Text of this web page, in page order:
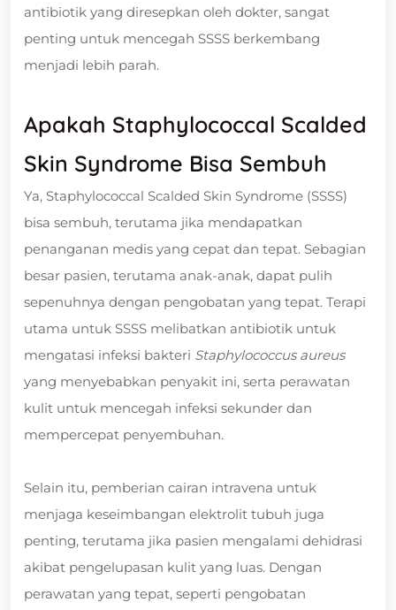
antibiotik yang diresepkan oleh dokter, sangat
penting untuk mencegah SSSS berkembang
menjadi lebih parah.
Apakah Staphylococcal Scalded
Skin Syndrome Bisa Sembuh
Ya, Staphylococcal Scalded Skin Syndrome (SSSS)
bisa sembuh, terutama jika mendapatkan
penanganan medis yang cepat dan tepat. Sebagian
besar pasien, terutama anak-anak, dapat pulih
sepenuhnya dengan pengobatan yang tepat. Terapi
utama untuk SSSS melibatkan antibiotik untuk
mengatasi infeksi bakteri Staphylococcus aureus
yang menyebabkan penyakit ini, serta perawatan
kulit untuk mencegah infeksi sekunder dan
mempercepat penyembuhan.
Selain itu, pemberian cairan intravena untuk
menjaga keseimbangan elektrolit tubuh juga
penting, terutama jika pasien mengalami dehidrasi
akibat pengelupasan kulit yang luas. Dengan
perawatan yang tepat, seperti pengobatan